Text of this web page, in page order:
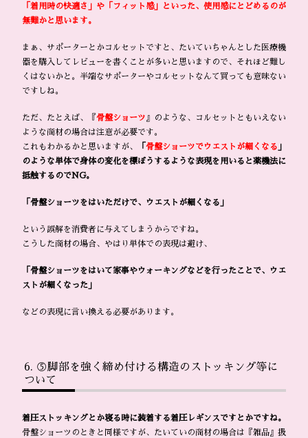
「着用時の快適さ」や「フィット感」といった、使用感にとどめるのが
無難かと思います。
まぁ、サポーターとかコルセットですと、たいていちゃんとした医療機
器を購入してレビューを書くことが多いと思いますので、それほど難し
くはないかと。半端なサポーターやコルセットなんて買っても意味ない
ですしね。
ただ、たとえば、『骨盤ショーツ 』のような、コルセットともいえない
ような商材の場合は注意が必要です。
これもわかるかと思いますが、
「 骨盤ショーツでウエストが細くなる 」
のような単体で身体の変化を標ぼうするような表現を用いると薬機法に
抵触するのでNG。
「骨盤ショーツをはいただけで、ウエストが細くなる」
という誤解を消費者に与えてしまうからですね。
こうした商材の場合、やはり単体での表現は避け、
「骨盤ショーツをはいて家事やウォーキングなどを行ったことで、ウエ
ストが細くなった」
などの表現に言い換える必要があります。
⑤脚部を強く締め付ける構造のストッキング等に
ついて
着圧ストッキングとか寝る時に装着する着圧レギンスですとかですね。
骨盤ショーツのときと同様ですが、たいていの商材の場合は『雑品』扱